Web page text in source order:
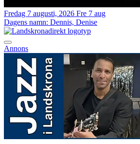
Fredag 7 augusti, 2026 Fre 7 aug
Dagens namn: Dennis, Denise
Annons